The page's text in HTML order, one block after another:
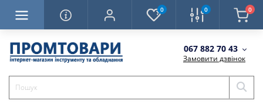
0 0 0
067 882 70 43
Замовити дзвінок